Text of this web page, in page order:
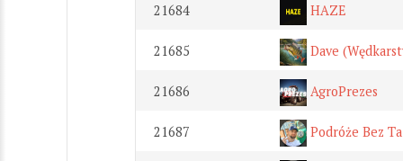
21684 HAZE
21685 Dave
21686 AgroPrezes
21687 Podróże Bez